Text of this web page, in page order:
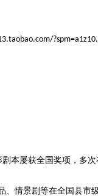
本屡获全国奖项，多
、情景剧等在全国县市